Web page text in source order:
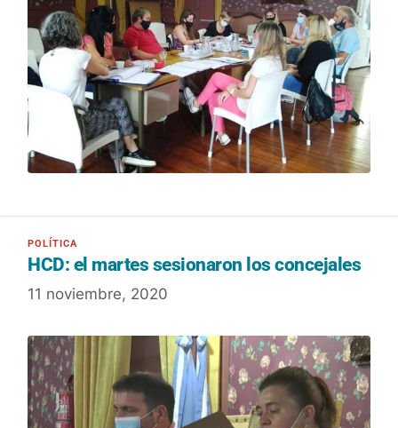
HCD: el martes sesionaron los concejales
11 noviembre, 2020